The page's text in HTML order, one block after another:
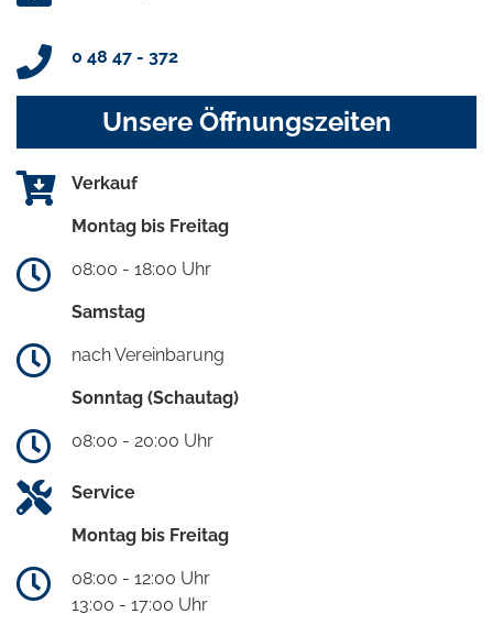
0 48 47 - 372
Unsere Öffnungszeiten
Verkauf
Montag bis Freitag
08:00 - 18:00 Uhr
Samstag
nach Vereinbarung
Sonntag (Schautag)
08:00 - 20:00 Uhr
Service
Montag bis Freitag
08:00 - 12:00 Uhr
13:00 - 17:00 Uhr